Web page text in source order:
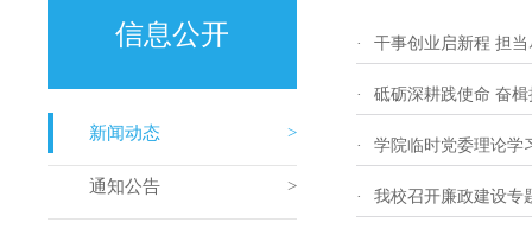
信息公开
新闻动态
通知公告
· 干事创业启新程 担
· 砥砺深耕践使命 奋
· 学院临时党委理论学
· 我校召开廉政建设专